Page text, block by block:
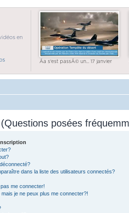
en
Ãa s'est passÃ© un... 17 janvier
posées
dans la liste des utilisateurs connectés?
me connecter!
je ne peux plus me connecter?!